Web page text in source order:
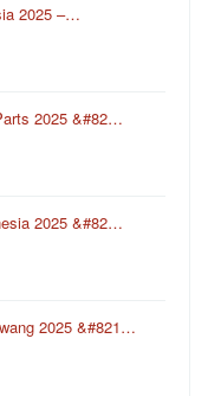
2025 –…
2025 &#82…
2025 &#82…
2025 &#821…